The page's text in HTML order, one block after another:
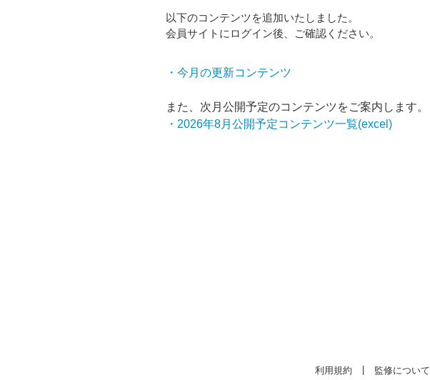
以下のコンテンツを追加いたしました。
会員サイトにログイン後、ご確認ください。
・今月の更新コンテンツ
また、次月公開予定のコンテンツをご案内します。
・2026年8月公開予定コンテンツ一覧(excel)
利用規約 監修について